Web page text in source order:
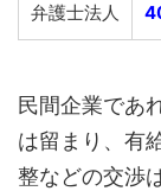
弁護士法人
民間企業であ
は留まり、有
整などの交渉